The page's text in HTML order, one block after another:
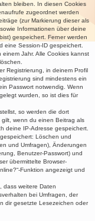
bleiben. In diesen Cookies
zugeordnet werden
(zur Markierung dieser als
Informationen über deine
gespeichert. Ferner werden
eine Session-ID gespeichert.
Jahr. Alle Cookies kannst
Registrierung, in deinem Profil
sind mindestens ein
Passwort notwendig. Wenn
wurden, so ist dies für
so werden die dort
wenn du einen Beitrag als
deine IP-Adresse gespeichert.
Löschen und
und Umfragen), Änderungen
Benutzer-Passwort) und
übermittelte Browser-
Funktion angezeigt und
dass weitere Daten
bei Umfragen, der
dir gesetzte Lesezeichen oder